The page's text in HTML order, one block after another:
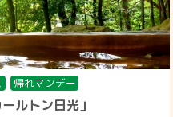
帰れマンデー
ルトン日光」